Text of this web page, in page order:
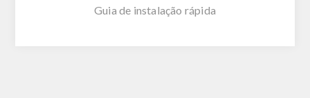
Guia de instalação rápida